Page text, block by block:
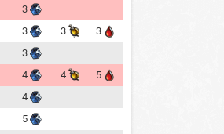
3
3 3
3
3
4 4
5
4
5